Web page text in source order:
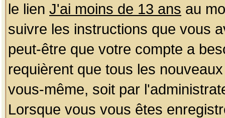
le lien J'ai moins de 13 ans au
suivre les instructions que vous
peut-être que votre compte a
requièrent que tous les
vous-même, soit par
Lorsque vous vous êtes